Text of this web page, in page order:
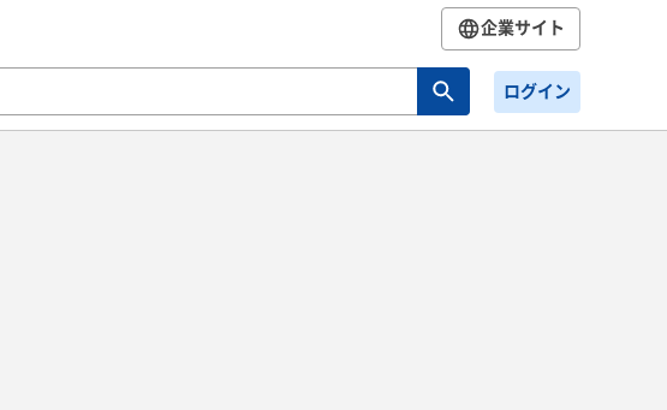
企業サイト
ログイン